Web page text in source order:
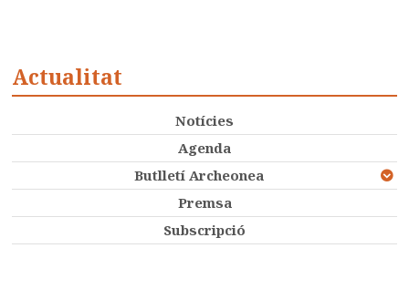
Actualitat
Notícies
Agenda
Butlletí Archeonea
Premsa
Subscripció